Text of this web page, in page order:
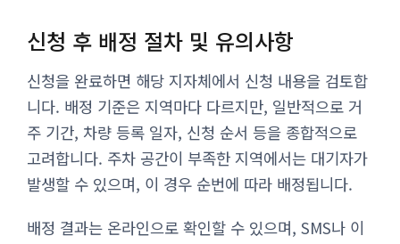
신청 후 배정 절차 및 유의사항
신청을 완료하면 해당 지자체에서 신청 내용을 검토합
니다. 배정 기준은 지역마다 다르지만, 일반적으로 거
주 기간, 차량 등록 일자, 신청 순서 등을 종합적으로
고려합니다. 주차 공간이 부족한 지역에서는 대기자가
발생할 수 있으며, 이 경우 순번에 따라 배정됩니다.
배정 결과는 온라인으로 확인할 수 있으며, SMS나 이